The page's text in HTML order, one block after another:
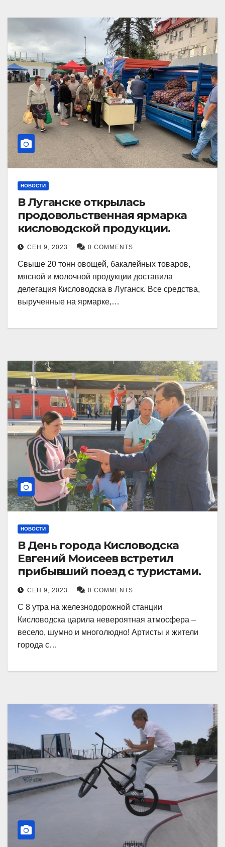
НОВОСТИ
В Луганске открылась
продовольственная ярмарка
кисловодской продукции.
СЕН 9, 2023 0 COMMENTS
Свыше 20 тонн овощей, бакалейных товаров,
мясной и молочной продукции доставила
делегация Кисловодска в Луганск. Все средства,
вырученные на ярмарке,…
НОВОСТИ
В День города Кисловодска
Евгений Моисеев встретил
прибывший поезд с туристами.
СЕН 9, 2023 0 COMMENTS
С 8 утра на железнодорожной станции
Кисловодска царила невероятная атмосфера –
весело, шумно и многолюдно! Артисты и жители
города с…